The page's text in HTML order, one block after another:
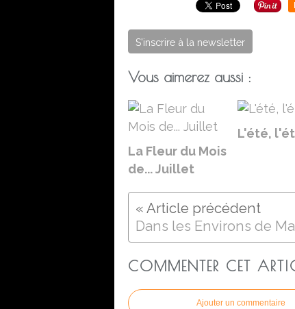
S'inscrire à la newsletter
Vous aimerez aussi :
La Fleur du Mois
de... Juillet
L'été,
Dans les Environs de
COMMENTER CET
Ajouter un commentaire